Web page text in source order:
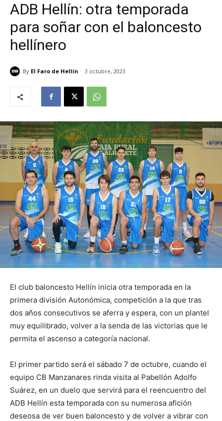
ADB Hellín: otra temporada
para soñar con el baloncesto
hellínero
By El Faro de Hellín 3 octubre, 2023
El club baloncesto Hellín inicia otra temporada en la
primera división Autonómica, competición a la que tras
dos años consecutivos se aferra y espera, con un plantel
muy equilibrado, volver a la senda de las victorias que le
permita el ascenso a categoría nacional.
El primer partido será el sábado 7 de octubre, cuando el
equipo CB Manzanares rinda visita al Pabellón Adolfo
Suárez, en un duelo que servirá para el reencuentro del
ADB Hellín esta temporada con su numerosa afición
deseosa de ver buen baloncesto y de volver a vibrar con